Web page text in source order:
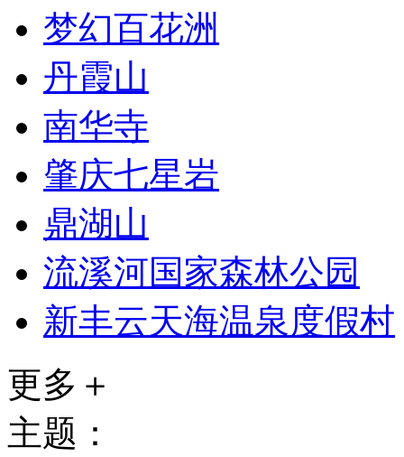
梦幻百花洲
丹霞山
南华寺
肇庆七星岩
鼎湖山
流溪河国家森林公园
新丰云天海温泉度假村
更多＋
主题：